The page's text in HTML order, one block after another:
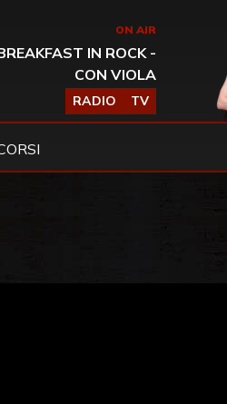
ON AIR
IN ROCK -
CON VIOLA
RADIO TV